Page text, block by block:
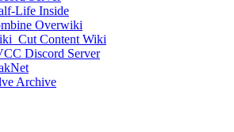
Life Inside
Overwiki
Cut Content Wiki
Discord Server
Archive